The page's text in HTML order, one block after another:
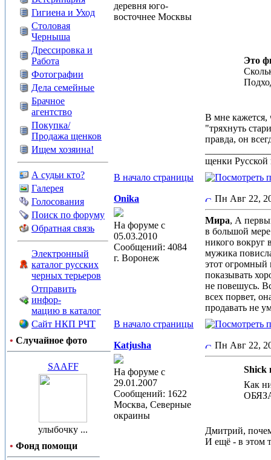
Гигиена и Уход
Столовая
Черныша
Дрессировка и
Работа
Фотографии
Дела семейные
Брачное
агентство
Покупка/
Продажа щенков
Ищем хозяина!
А судьи кто?
Галерея
Голосования
Поиск по форуму
Обратная связь
Электронный
каталог русских
черных терьеров
Отправить
инфор-
мацию в каталог
Сайт НКП РЧТ
• Случайное фото
SAAFF
улыбочку ...
• Фонд помощи
деревня юго-
восточнее Москвы
Это
В мне кажется,
"тряхнуть
правда, он
щенки Русской
В начало страницы
Onika
На форуме с
05.03.2010
Сообщений: 4084
г. Воронеж
Пн Авг 22,
Мира, А
в большой
никого вокруг
мужика
этот огромный
показывать
не повешусь.
всех порвет,
продавать не
В начало страницы
Katjusha
На форуме с
29.01.2007
Сообщений: 1622
Москва, Северные
окраины
Пн Авг 22,
Shick
Как
Дмитрий,
И ещё - в этом